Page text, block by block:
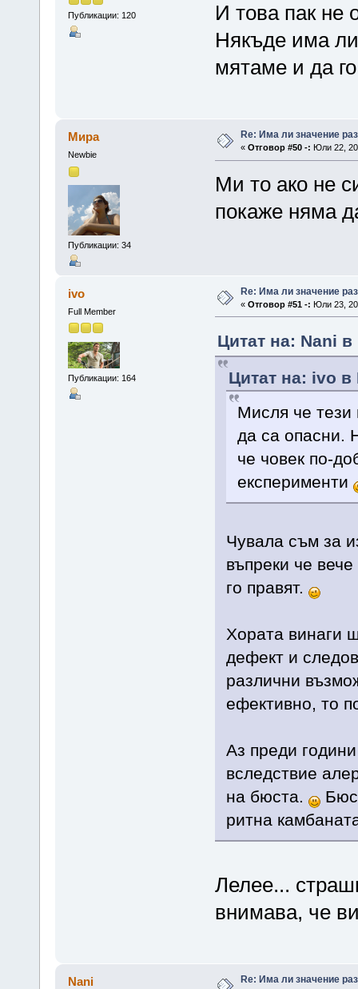
Публикации: 120
И това пак не
Някъде има
мятаме и да
Мира
Newbie
Публикации: 34
Re: Има ли значение
« Отговор #50 -: Юли 22,
Ми то ако не
покаже няма
ivo
Full Member
Публикации: 164
Re: Има ли значение
« Отговор #51 -: Юли 23,
Цитат на: Nani
Цитат на: ivo
Мисля че тези
да са опасни.
че човек по-
експерименти
Чувала съм за
въпреки че
го правят.
Хората винаги
дефект и
различни
ефективно, то
Аз преди
вследствие
на бюста.
ритна
Лелее...
внимава, че
Nani Re: Има ли значение